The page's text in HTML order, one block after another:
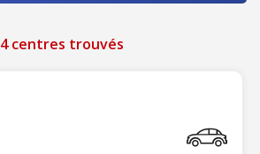
4 centres trouvés